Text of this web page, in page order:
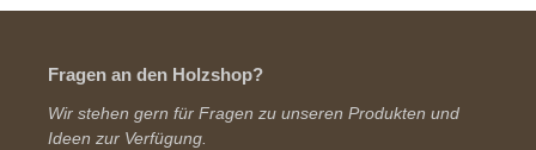
Fragen an den Holzshop?
Wir stehen gern für Fragen zu unseren Produkten und
Ideen zur Verfügung.